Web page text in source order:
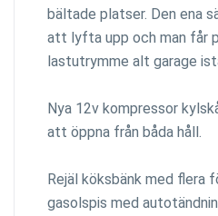
bältade platser. Den ena
att lyfta upp och man får
lastutrymme alt garage
Nya 12v kompressor
att öppna från båda håll.
Rejäl köksbänk med flera
gasolspis med